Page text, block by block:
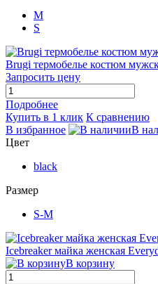
M
S
Brugi термобелье костюм
Запросить цену
Подробнее
Купить в 1 клик К сравнению
В избранное
В
Цвет
black
Размер
S-M
Icebreaker майка женская
В корзину